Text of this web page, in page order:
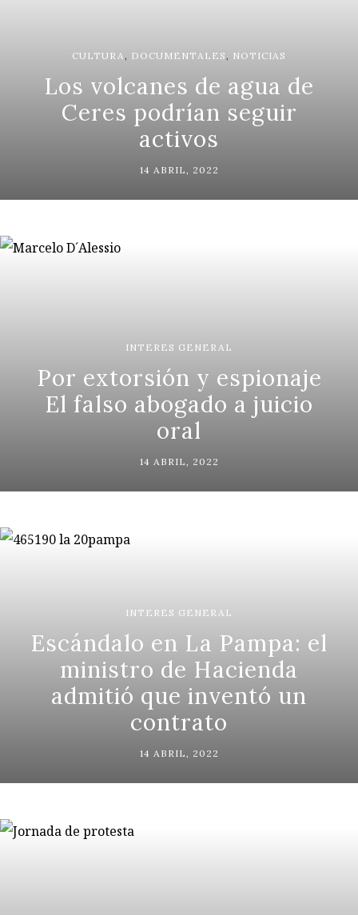
CULTURA DOCUMENTALES NOTICIAS
Los volcanes de agua de
Ceres podrían seguir
activos
14 ABRIL, 2022
INTERES GENERAL
Por extorsión y espionaje
El falso abogado a juicio
oral
14 ABRIL, 2022
INTERES GENERAL
Escándalo en La Pampa: el
ministro de Hacienda
admitió que inventó un
contrato
14 ABRIL, 2022